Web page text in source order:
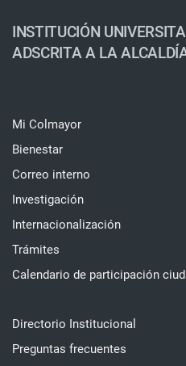
INSTITUCIÓN
ADSCRITA A LA
Mi Colmayor
Bienestar
Correo interno
Investigación
Internacionalización
Trámites
Calendario de participación
Directorio Institucional
Preguntas frecuentes